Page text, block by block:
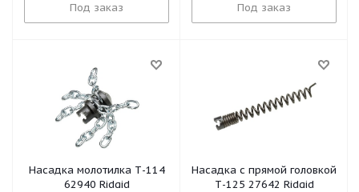
Под заказ Под заказ
Насадка молотилка Т-114
62940 Ridgid
Насадка с прямой головкой
Т-125 27642 Ridgid